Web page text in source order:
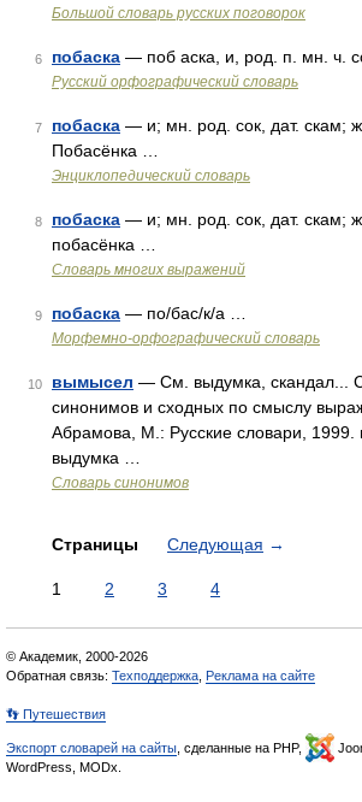
Большой словарь русских поговорок
6 побаска — поб аска, и, род. п. мн. ч.
Русский орфографический словарь
7 побаска — и; мн. род. сок, дат. скам;
Побасёнка …
Энциклопедический словарь
8 побаска — и; мн. род. сок, дат. скам;
побасёнка …
Словарь многих выражений
9 побаска — по/бас/к/а …
Морфемно-орфографический словарь
10 вымысел — См. выдумка, скандал...
синонимов и сходных по смыслу
Абрамова, М.: Русские словари, 1999.
выдумка …
Словарь синонимов
Страницы Следующая →
1 2 3 4
© Академик, 2000-2026
Обратная связь: Техподдержка Реклама на сайте
👣 Путешествия
Экспорт словарей на сайты , сделанные на PHP,
WordPress, MODx.